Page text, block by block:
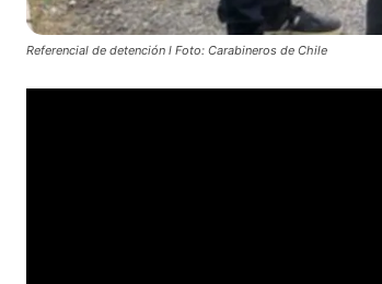
Referencial de detención l Foto: Carabineros de Chile